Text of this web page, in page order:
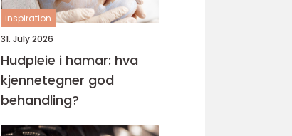
inspiration
31. July 2026
Hudpleie i hamar: hva
kjennetegner god
behandling?